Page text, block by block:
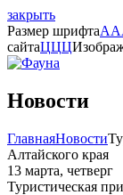
закрыть
Размер шрифтаAA
сайтаЦЦЦ
Новости
ГлавнаяНовости
Алтайского края
13 марта, четверг
Туристическая